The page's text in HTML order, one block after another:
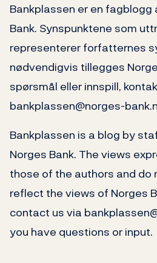
Bankplassen er en
Bank. Synspunktene som
representerer forfatternes
nødvendigvis tillegges
spørsmål eller innspill,
bankplassen@norges-
Bankplassen is a blog by
Norges Bank. The views
those of the authors and do
reflect the views of Norges
contact us via
you have questions or input.